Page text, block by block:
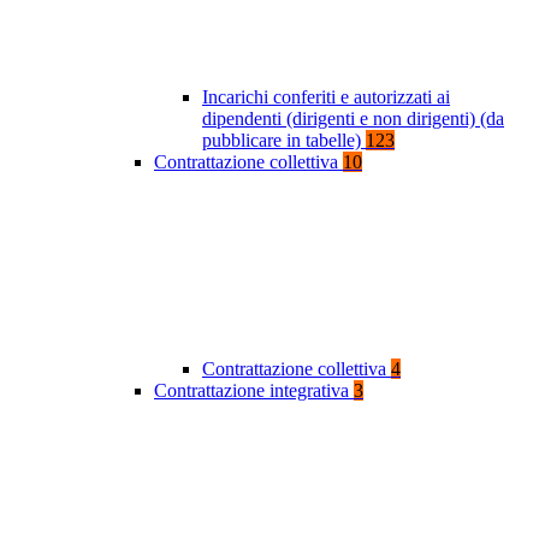
Incarichi conferiti e autorizzati ai
dipendenti (dirigenti e non dirigenti) (da
pubblicare in tabelle) 123
Contrattazione collettiva 10
Contrattazione collettiva 4
Contrattazione integrativa 3